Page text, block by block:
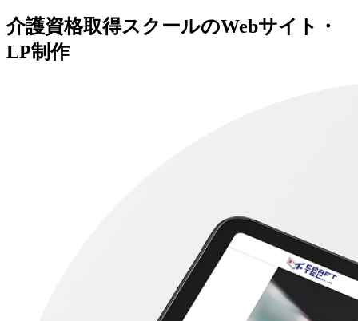
介護資格取得スクールのWebサイト・
LP制作